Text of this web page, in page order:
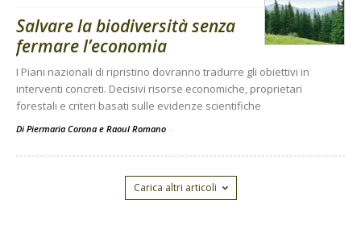
Salvare la biodiversità senza
fermare l’economia
I Piani nazionali di ripristino dovranno tradurre gli obiettivi in
interventi concreti. Decisivi risorse economiche, proprietari
forestali e criteri basati sulle evidenze scientifiche
Di Piermaria Corona e Raoul Romano -
Carica altri articoli